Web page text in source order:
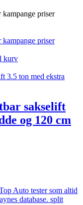
kampange priser
kampange priser
kurv
sakselift
og 120 cm
DKK.